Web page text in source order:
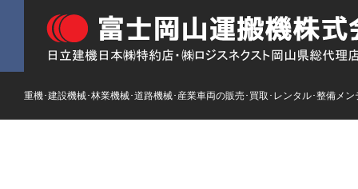
重機･建設機械･林業機械･道路機械･産業車両の販売･買取･レンタル･整備メン